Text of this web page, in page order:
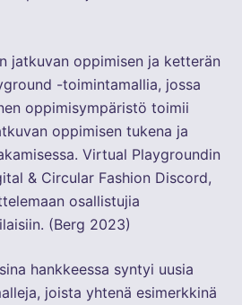
jatkuvan oppimisen ja ketterän
-toimintamallia, jossa
oppimisympäristö toimii
oppimisen tukena ja
Virtual Playgroundin
& Circular Fashion Discord,
osallistujia
(Berg 2023)
hankkeessa syntyi uusia
joista yhtenä esimerkkinä